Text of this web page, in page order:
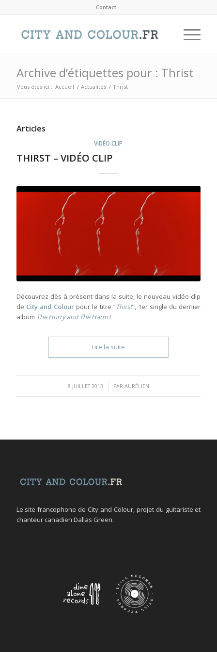
Contact
Archive d’étiquettes pour : Thrist
Vous êtes ici : Accueil / Actualités / Thrist
Articles
VIDÉO CLIP
THIRST – VIDÉO CLIP
Découvrez dès à présent dans la suite, le nouveau vidéo clip
de City and Colour pour le titre “Thirst”, 1er single du dernier
album The Hurry and The Harm!
Lire la suite
8 JUILLET 2013
/ PAR AURÉLIEN
Le site francophone de City and Colour, projet du guitariste et
chanteur canadien Dallas Green.